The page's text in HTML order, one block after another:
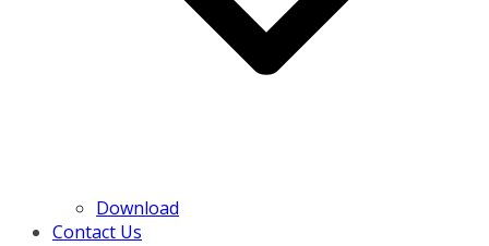
Download
Contact Us